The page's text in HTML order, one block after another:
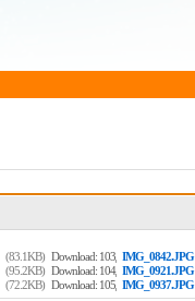
(83.1KB) Download: 103, IMG_0842.JPG
(95.2KB) Download: 104, IMG_0921.JPG
(72.2KB) Download: 105, IMG_0937.JPG